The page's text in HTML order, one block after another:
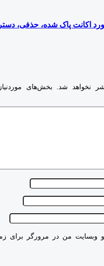
اکانت پاک شده، حذفی،
نخواهد شد.
بخش‌های
و وبسایت من در مرورگر برای